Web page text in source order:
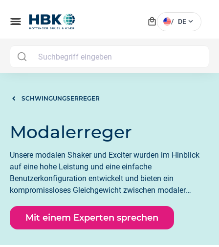
menu local_mall / DE expand_more
SCHWINGUNGSERREGER
Modalerreger
Unsere modalen Shaker und Exciter wurden im Hinblick
auf eine hohe Leistung und eine einfache
Benutzerkonfiguration entwickelt und bieten ein
kompromissloses Gleichgewicht zwischen modaler
Shaker zeichnen sich durch ein hohes Verhältnis von
Kraft zu Gewicht aus und wurden entwickelt, um die
Mit einem Experten sprechen